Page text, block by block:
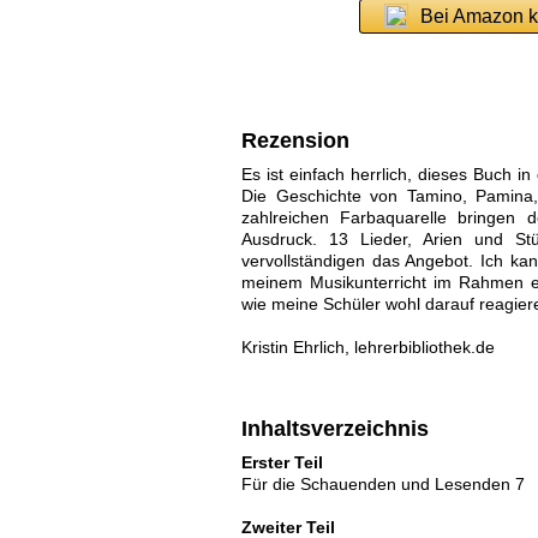
Bei Amazon
Rezension
Es ist einfach herrlich, dieses Buch
Die Geschichte von Tamino,
zahlreichen Farbaquarelle bringen
Ausdruck. 13 Lieder, Arien und
vervollständigen das Angebot. Ich
meinem Musikunterricht im Rahmen
wie meine Schüler wohl darauf
Kristin Ehrlich, lehrerbibliothek.de
Inhaltsverzeichnis
Erster Teil
Für die Schauenden und Lesenden 7
Zweiter Teil